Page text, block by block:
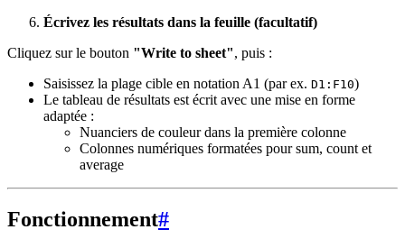
Écrivez les résultats dans la feuille (facultatif)
Cliquez sur le bouton "Write to sheet", puis :
Saisissez la plage cible en notation A1 (par ex. D1:F10)
Le tableau de résultats est écrit avec une mise en forme
adaptée :
Nuanciers de couleur dans la première colonne
Colonnes numériques formatées pour sum, count et
average
Fonctionnement#